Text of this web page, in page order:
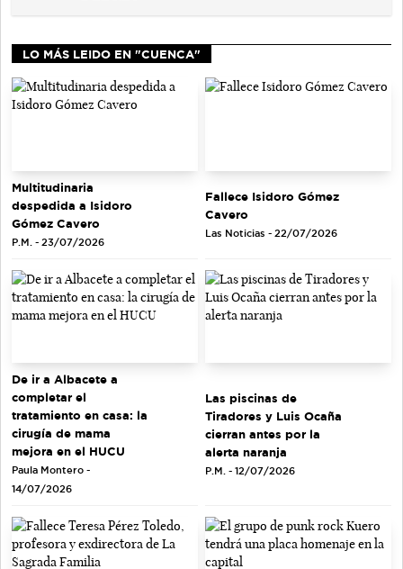
LO MÁS LEIDO EN "CUENCA"
Multitudinaria
despedida a Isidoro
Gómez Cavero
P.M. - 23/07/2026
Fallece Isidoro Gómez
Cavero
Las Noticias - 22/07/2026
De ir a Albacete a
completar el
tratamiento en casa: la
cirugía de mama
mejora en el HUCU
Paula Montero -
14/07/2026
Las piscinas de
Tiradores y Luis Ocaña
cierran antes por la
alerta naranja
P.M. - 12/07/2026